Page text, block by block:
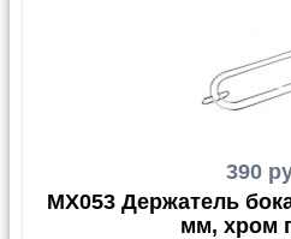
390
MX053 Держатель
мм, хром